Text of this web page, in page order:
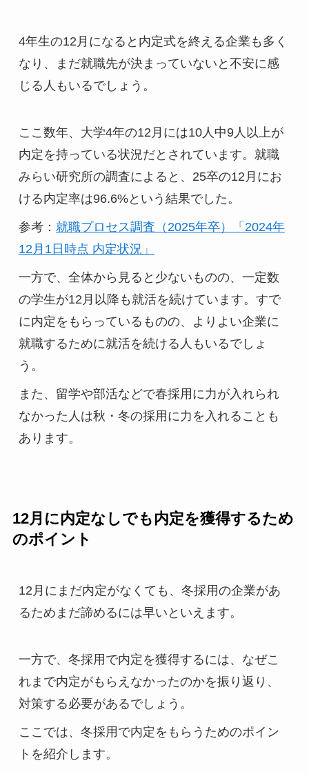
4年生の12月になると内定式を終える企業も多く
なり、まだ就職先が決まっていないと不安に感
じる人もいるでしょう。
ここ数年、大学4年の12月には10人中9人以上が
内定を持っている状況だとされています。就職
みらい研究所の調査によると、25卒の12月にお
ける内定率は96.6%という結果でした。
参考： 就職プロセス調査（2025年卒）「2024年
12月1日時点 内定状況」
一方で、全体から見ると少ないものの、一定数
の学生が12月以降も就活を続けています。すで
に内定をもらっているものの、よりよい企業に
就職するために就活を続ける人もいるでしょ
う。
また、留学や部活などで春採用に力が入れられ
なかった人は秋・冬の採用に力を入れることも
あります。
12月に内定なしでも内定を獲得するため
のポイント
12月にまだ内定がなくても、冬採用の企業があ
るためまだ諦めるには早いといえます。
一方で、冬採用で内定を獲得するには、なぜこ
れまで内定がもらえなかったのかを振り返り、
対策する必要があるでしょう。
ここでは、冬採用で内定をもらうためのポイン
トを紹介します。